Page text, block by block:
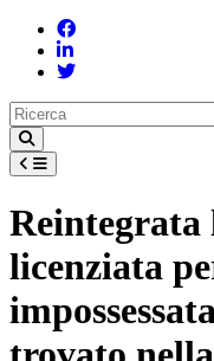
Reintegrata
licenziata